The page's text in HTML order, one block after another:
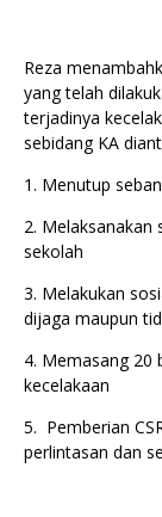
Reza
yang telah
terjadinya
sebidang KA
1.⁠ ⁠Menutup
2.⁠ ⁠Melaksanakan
sekolah
3.⁠ ⁠⁠Melakukan
dijaga maupun
4.⁠ ⁠⁠Memasang 20
kecelakaan
5.⁠ ⁠ Pemberian
perlintasan dan